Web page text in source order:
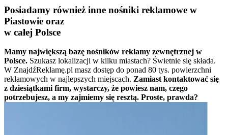
Posiadamy również inne nośniki reklamowe w
Piastowie oraz
w całej Polsce
Mamy największą bazę nośników reklamy zewnętrznej w
Polsce. Szukasz lokalizacji w kilku miastach? Świetnie się składa.
W ZnajdźReklamę.pl masz dostęp do ponad 80 tys. powierzchni
reklamowych w najlepszych miejscach. Zamiast kontaktować się
z dziesiątkami firm, wystarczy, że powiesz nam, czego
potrzebujesz, a my zajmiemy się resztą. Proste, prawda?